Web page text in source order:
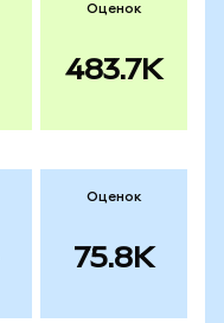
Оценок
483.7K
Оценок
75.8K